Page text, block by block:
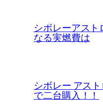
シボレーアスト
なる実燃費は
シボレー アス
で二台購入！！